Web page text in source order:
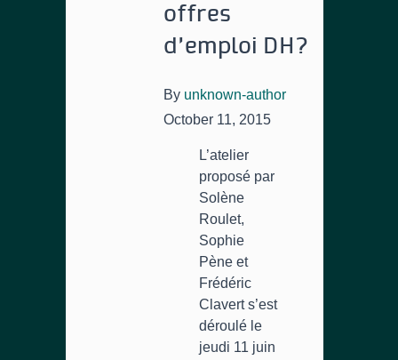
offres
d’emploi DH?
By unknown-author
October 11, 2015
L’atelier
proposé par
Solène
Roulet,
Sophie
Pène et
Frédéric
Clavert s’est
déroulé le
jeudi 11 juin